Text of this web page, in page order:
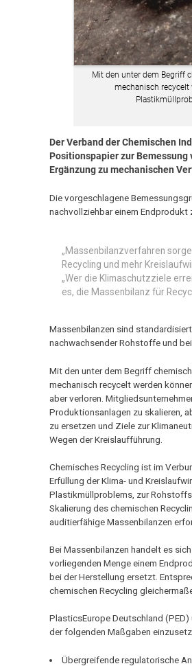
Mit den unter dem Begriff
mechanisch
Der Verband der Chemischen
Positionspapier zur
Ergänzung zu mechanischen
Die vorgeschlagene
nachvollziehbar einem Endprodukt
„Massenbilanzverfahren
Recycling und mehr
„Wer die Klimaschutzziele
es, die Massenbilanz für
Massenbilanzen sind
nachwachsender Rohstoffe und
Mit den unter dem Begriff
mechanisch recycelt werden
aber verloren.
Produktionsanlagen zu skalieren,
zu ersetzen und Ziele zur
Wegen der Kreislaufführung.
Chemisches Recycling ist im
Erfüllung der Klima- und
Plastikmüllproblems, zur
Skalierung des chemischen
auditierfähige Massenbilanzen
Bei Massenbilanzen handelt es
vorliegenden Menge einem
bei der Herstellung ersetzt.
chemischen Recycling
PlasticsEurope Deutschland
der folgenden Maßgaben
Übergreifende regulatorische